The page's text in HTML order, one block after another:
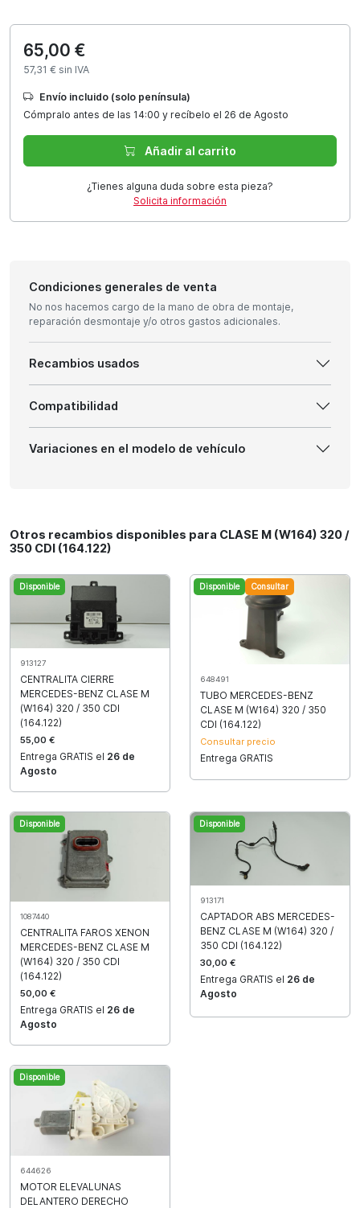
65,00 €
57,31 € sin IVA
Envío incluido (solo península)
Cómpralo antes de las 14:00 y recíbelo el 26 de Agosto
Añadir al carrito
¿Tienes alguna duda sobre esta pieza?
Solicita información
Condiciones generales de venta
No nos hacemos cargo de la mano de obra de montaje,
reparación desmontaje y/o otros gastos adicionales.
Recambios usados
Compatibilidad
Variaciones en el modelo de vehículo
Otros recambios disponibles para CLASE M (W164) 320 /
350 CDI (164.122)
Disponible
913127
CENTRALITA CIERRE
MERCEDES-BENZ CLASE M
(W164) 320 / 350 CDI
(164.122)
55,00 €
Entrega GRATIS el 26 de
Agosto
Disponible Consultar
648491
TUBO MERCEDES-BENZ
CLASE M (W164) 320 / 350
CDI (164.122)
Consultar precio
Entrega GRATIS
Disponible
1087440
CENTRALITA FAROS XENON
MERCEDES-BENZ CLASE M
(W164) 320 / 350 CDI
(164.122)
50,00 €
Entrega GRATIS el 26 de
Agosto
Disponible
913171
CAPTADOR ABS MERCEDES-
BENZ CLASE M (W164) 320 /
350 CDI (164.122)
30,00 €
Entrega GRATIS el 26 de
Agosto
Disponible
644626
MOTOR ELEVALUNAS
DELANTERO DERECHO